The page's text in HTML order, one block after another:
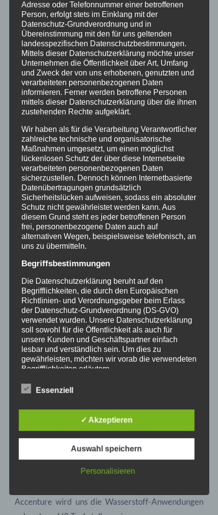
Di., 12.11.2024|18:30Elektrolyse &
Wasserstoffinfrastrukturim Audimax Grüner
Hörsaal
TOPSOE stellt als Hersteller von Elektrolyseuren ihre
Technologie vor, gefolgt von GET H2 & nowega,
welche uns einen Einblick in die Wasserstoff-
Infrastruktur und -Projekte gewährt.
Di., 19.11.2024|18:30H2-Anwendung &
Unternehmensberatungim Audimax Grüner
BBH Consulting berichtet über die
Unternehmensberatung für
Wasserstofftechnologien.
Accenture wird uns die Wasserstoff-Anwendungen
Adresse oder Telefonnummer einer betroffenen
Person, erfolgt stets im Einklang mit der
Datenschutz-Grundverordnung und in
Übereinstimmung mit den für uns geltenden
landesspezifischen Datenschutzbestimmungen.
Mittels dieser Datenschutzerklärung möchte unser
Unternehmen die Öffentlichkeit über Art, Umfang
und Zweck der von uns erhobenen, genutzten und
verarbeiteten personenbezogenen Daten
informieren. Ferner werden betroffene Personen
mittels dieser Datenschutzerklärung über die ihnen
zustehenden Rechte aufgeklärt.
Wir haben als für die Verarbeitung Verantwortlicher
zahlreiche technische und organisatorische
Maßnahmen umgesetzt, um einen möglichst
lückenlosen Schutz der über diese Internetseite
verarbeiteten personenbezogenen Daten
sicherzustellen. Dennoch können Internetbasierte
Datenübertragungen grundsätzlich
Sicherheitslücken aufweisen, sodass ein absoluter
Schutz nicht gewährleistet werden kann. Aus
diesem Grund steht es jeder betroffenen Person
frei, personenbezogene Daten auch auf
alternativen Wegen, beispielsweise telefonisch, an
uns zu übermitteln.
Begriffsbestimmungen
Die Datenschutzerklärung beruht auf den
Begrifflichkeiten, die durch den Europäischen
Richtlinien- und Verordnungsgeber beim Erlass
der Datenschutz-Grundverordnung (DS-GVO)
verwendet wurden. Unsere Datenschutzerklärung
soll sowohl für die Öffentlichkeit als auch für
unsere Kunden und Geschäftspartner einfach
lesbar und verständlich sein. Um dies zu
gewährleisten, möchten wir vorab die verwendeten
Begrifflichkeiten erläutern.
Wir verwenden in dieser Datenschutzerklärung
unter anderem die folgenden Begriffe:
Personenbezogene Daten sind alle
Informationen, die sich auf eine identifizierte
oder identifizierbare natürliche Person (im
Folgenden „betroffene Person") beziehen.
Als identifizierbar wird eine natürliche
Kennung wie einem Namen, zu einer
Essenziell
✓ Akzeptieren
Auswahl speichern
Personalisieren